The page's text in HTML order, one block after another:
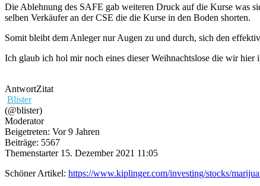
Die Ablehnung des SAFE gab weiteren Druck auf die Kurse was
selben Verkäufer an der CSE die die Kurse in den Boden shorten.
Somit bleibt dem Anleger nur Augen zu und durch, sich den
Ich glaub ich hol mir noch eines dieser Weihnachtslose die wir
AntwortZitat
Blister
(@blister)
Moderator
Beigetreten: Vor 9 Jahren
Beiträge: 5567
Themenstarter 15. Dezember 2021 11:05
Schöner Artikel: https://www.kiplinger.com/investing/stocks/